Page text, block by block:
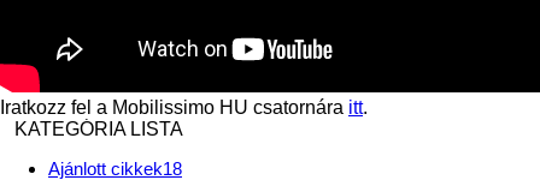
Iratkozz fel a Mobilissimo HU csatornára itt.
KATEGÓRIA LISTA
Ajánlott cikkek18